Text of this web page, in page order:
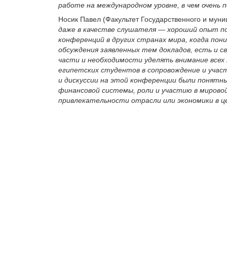
работе на международном уровне, в чем очень
Носик Павел (Факультет Государственного и
даже в качестве слушателя — хороший опыт
конференций в других странах мира, когда
обсуждения заявленных тем докладов, есть и
части и необходимости уделять внимание
египетских студентов в сопровождение и
и дискуссии на этой конференции были
финансовой системы, роли и участию в
привлекательности отрасли или экономики в